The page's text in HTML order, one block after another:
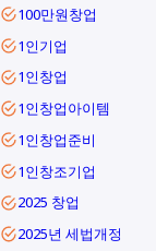
100만원창업
1인기업
1인창업
1인창업아이템
1인창업준비
1인창조기업
2025 창업
2025년 세법개정